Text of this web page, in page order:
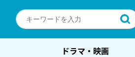
ドラマ・映画